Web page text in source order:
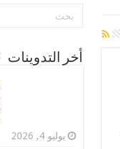
أخر التدوينات
يوليو 4, 2026